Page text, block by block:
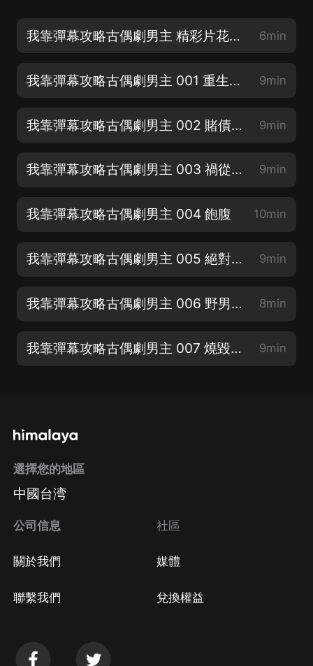
我靠彈幕攻略古偶劇男主 精彩片花，不容錯過！ 6min
我靠彈幕攻略古偶劇男主 001 重生開啟彈幕 9min
我靠彈幕攻略古偶劇男主 002 賭債人還 9min
我靠彈幕攻略古偶劇男主 003 禍從口出 9min
我靠彈幕攻略古偶劇男主 004 飽腹 10min
我靠彈幕攻略古偶劇男主 005 絕對不能賣啊！ 9min
我靠彈幕攻略古偶劇男主 006 野男人的種 8min
我靠彈幕攻略古偶劇男主 007 燒毀賣身契 9min
選擇您的地區
中國台湾
公司信息
關於我們
聯繫我們
社區
媒體
兌換權益